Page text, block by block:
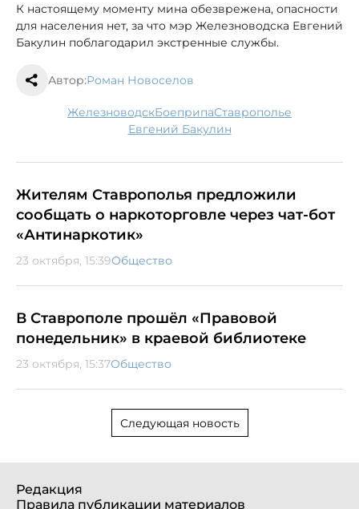
К настоящему моменту мина обезврежена, опасности
для населения нет, за что мэр Железноводска Евгений
Бакулин поблагодарил экстренные службы.
Автор:Роман Новоселов
Железноводск боеприпа
Ставрополье
Евгений Бакулин
Жителям Ставрополья предложили
сообщать о наркоторговле через чат-бот
«Антинаркотик»
23 октября, 15:39Общество
В Ставрополе прошёл «Правовой
понедельник» в краевой библиотеке
23 октября, 15:37Общество
Следующая новость
Редакция
Правила публикации материалов